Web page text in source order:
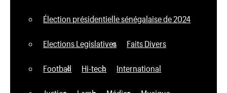
Élection présidentielle sénégalaise de 2024
Elections Legislatives Faits Divers
Football Hi-tech International